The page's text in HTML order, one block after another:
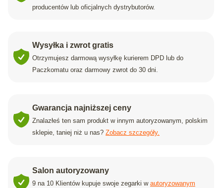
producentów lub oficjalnych dystrybutorów.
Wysyłka i zwrot gratis
Otrzymujesz darmową wysyłkę kurierem DPD lub do
Paczkomatu oraz darmowy zwrot do 30 dni.
Gwarancja najniższej ceny
Znalazłeś ten sam produkt w innym autoryzowanym, polskim
sklepie, taniej niż u nas? Zobacz szczegóły.
Salon autoryzowany
9 na 10 Klientów kupuje swoje zegarki w autoryzowanym